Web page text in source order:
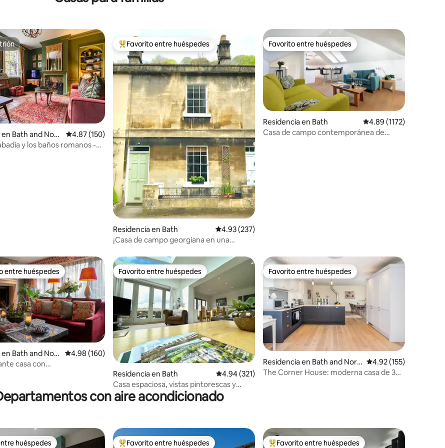
de 5; 328 evaluaciones
en Bath and Nort
Calificación promedio: 4.87 de 5; 150 evaluaciones
4.87 (150)
y los baños romanos -
De los mejores en Favorito entre huéspedes
Favorito entre huéspedes
Residencia en Bath Calificación promedio: 4.93 de 5; 237 evaluaciones
4.93 (237)
¡Casa de campo georgiana en una
Favorito entre huéspedes
Favorito entre huéspedes
Residencia en Bath Calificación promedio:
4.89 (1172)
Casa de campo contemporánea de
de 5; 163 evaluaciones
en Favorito entre huéspedes
entre huéspedes
en Bath and Nort
Calificación promedio: 4.98 de 5; 160 evaluaciones
4.98 (160)
casa con
Favorito entre huéspedes
Favorito entre huéspedes
Residencia en Bath Calificación promedio: 4.94 de 5; 321 evaluaciones
4.94 (321)
Casa espaciosa, vistas pintorescas y
aparcamiento gratuito.
Favorito entre huéspedes
Favorito entre huéspedes
Residencia en Bath and Nort
h East Somerset
Calificación promedio:
4.92 (155)
The Corner House: moderna casa de 3
con aire acondicionado
huéspedes Favorito entre huéspedes Favorito entre huéspedes